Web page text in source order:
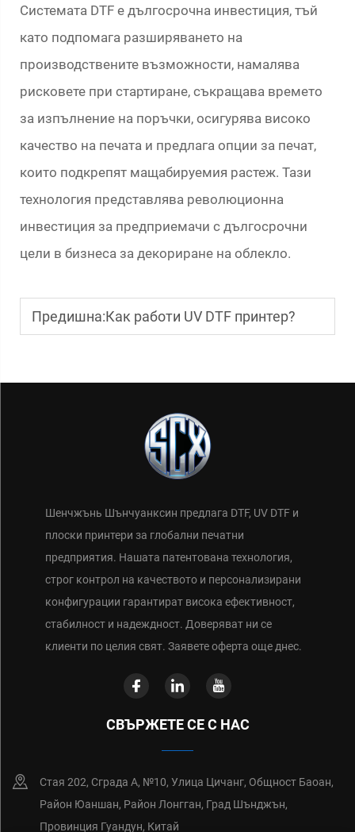
Системата DTF е дългосрочна инвестиция, тъй
като подпомага разширяването на
производствените възможности, намалява
рисковете при стартиране, съкращава времето
за изпълнение на поръчки, осигурява високо
качество на печата и предлага опции за печат,
които подкрепят мащабируемия растеж. Тази
технология представлява революционна
инвестиция за предприемачи с дългосрочни
цели в бизнеса за декориране на облекло.
Предишна:Как работи UV DTF принтер?
Шенчжънь Шънчуанксин предлага DTF, UV DTF и
плоски принтери за глобални печатни
предприятия. Нашата патентована технология,
строг контрол на качеството и персонализирани
конфигурации гарантират висока ефективност,
стабилност и надеждност. Доверяват ни се
клиенти по целия свят. Заявете оферта още днес.
СВЪРЖЕТЕ СЕ С НАС
Стая 202, Сграда А, №10, Улица Цичанг, Общност Баоан,
Район Юаншан, Район Лонгган, Град Шънджън,
Провинция Гуандун, Китай